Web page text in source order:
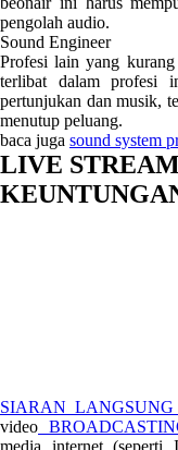
pengolah audio.
Sound Engineer
Profesi lain yang
terlibat dalam profesi
pertunjukan dan musik,
menutup peluang.
baca juga sound system
LIVE
SIARAN
video
media internet (seperti